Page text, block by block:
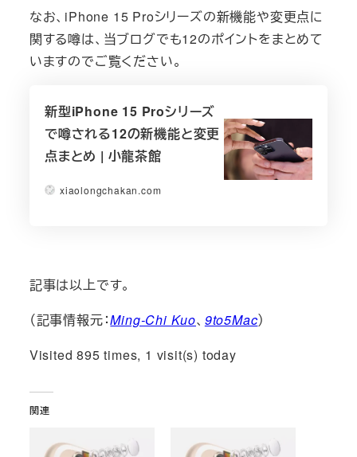
なお、iPhone 15 Proシリーズの新機能や変更点に
関する噂は、当ブログでも12のポイントをまとめて
いますのでご覧ください。
新型iPhone 15 Proシリーズ
で噂される12の新機能と変更
点まとめ | 小龍茶館
xiaolongchakan.com
記事は以上です。
（記事情報元：Ming-Chi Kuo、 9to5Mac）
Visited 895 times, 1 visit(s) today
関連